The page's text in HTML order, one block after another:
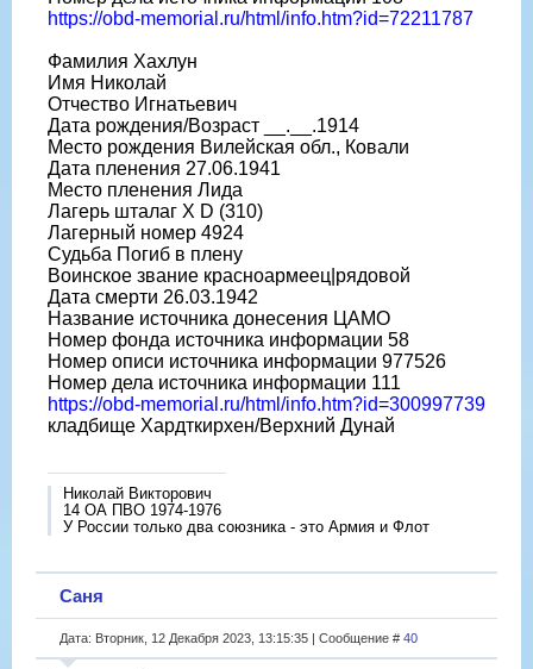
https://obd-memorial.ru/html/info.htm?id=72211787
Фамилия Хахлун
Имя Николай
Отчество Игнатьевич
Дата рождения/Возраст __.__.1914
Место рождения Вилейская обл., Ковали
Дата пленения 27.06.1941
Место пленения Лида
Лагерь шталаг X D (310)
Лагерный номер 4924
Судьба Погиб в плену
Воинское звание красноармеец|рядовой
Дата смерти 26.03.1942
Название источника донесения ЦАМО
Номер фонда источника информации 58
Номер описи источника информации 977526
Номер дела источника информации 111
https://obd-memorial.ru/html/info.htm?id=300997739
кладбище Хардткирхен/Верхний Дунай
Николай Викторович
14 ОА ПВО 1974-1976
У России только два союзника - это Армия и Флот
Саня
Дата: Вторник, 12 Декабря 2023, 13:15:35 | Сообщение # 40